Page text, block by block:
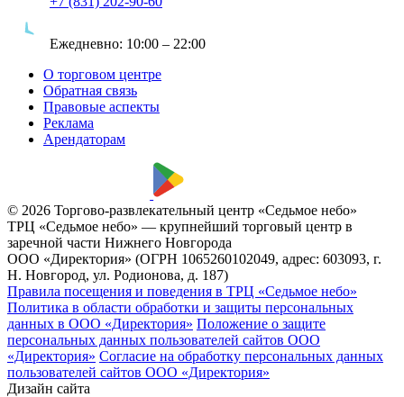
Ежедневно: 10:00 – 22:00
О торговом центре
Обратная связь
Правовые аспекты
Реклама
Арендаторам
© 2026 Торгово-развлекательный центр «Седьмое небо»
ТРЦ «Седьмое небо» — крупнейший торговый центр в
заречной части Нижнего Новгорода
ООО «Директория» (ОГРН 1065260102049, адрес: 603093, г.
Н. Новгород, ул. Родионова, д. 187)
Правила посещения и поведения в ТРЦ «Седьмое небо»
Политика в области обработки и защиты персональных
данных в ООО «Директория» Положение о защите
персональных данных пользователей сайтов ООО
«Директория» Согласие на обработку персональных данных
пользователей сайтов ООО «Директория»
Дизайн сайта